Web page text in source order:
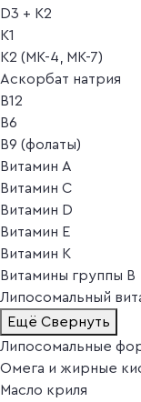
D3 + K2
K1
K2 (MK-4, MK-7)
Аскорбат натрия
В12
В6
В9 (фолаты)
Витамин A
Витамин C
Витамин D
Витамин E
Витамин K
Витамины группы B
Липосомальный
Ещё Свернуть
Липосомальные
Омега и жирные
Масло криля